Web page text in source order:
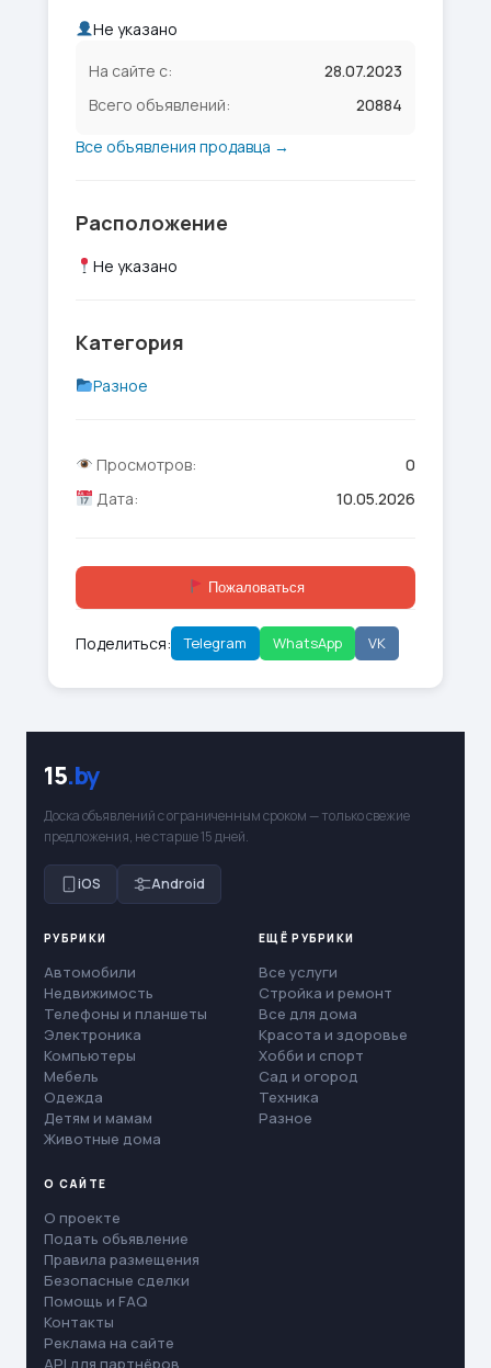
Не указано
На сайте с:
28.07.2023
Всего объявлений:
20884
Все объявления продавца →
Расположение
Не указано
Категория
Разное
Просмотров:
0
Дата:
10.05.2026
Пожаловаться
Поделиться: Telegram WhatsApp VK
15.by
Доска объявлений с ограниченным сроком — только свежие
предложения, не старше 15 дней.
iOS Android
РУБРИКИ
Автомобили
Недвижимость
Телефоны и планшеты
Электроника
Компьютеры
Мебель
Одежда
Детям и мамам
Животные дома
ЕЩЁ РУБРИКИ
Все услуги
Стройка и ремонт
Все для дома
Красота и здоровье
Хобби и спорт
Сад и огород
Техника
Разное
О САЙТЕ
О проекте
Подать объявление
Правила размещения
Безопасные сделки
Помощь и FAQ
Контакты
Реклама на сайте
API для партнёров